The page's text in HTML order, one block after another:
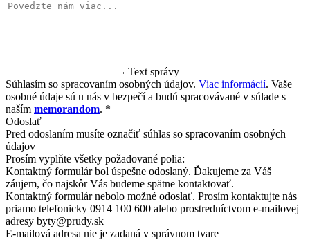
Text správy
Súhlasím so spracovaním osobných údajov. Viac informácií. Vaše
osobné údaje sú u nás v bezpečí a budú spracovávané v súlade s
naším memorandom. *
Odoslať
Pred odoslaním musíte označiť súhlas so spracovaním osobných
údajov
Prosím vyplňte všetky požadované polia:
Kontaktný formulár bol úspešne odoslaný. Ďakujeme za Váš
záujem, čo najskôr Vás budeme spätne kontaktovať.
Kontaktný formulár nebolo možné odoslať. Prosím kontaktujte nás
priamo telefonicky 0914 100 600 alebo prostredníctvom e-mailovej
adresy byty@prudy.sk
E-mailová adresa nie je zadaná v správnom tvare